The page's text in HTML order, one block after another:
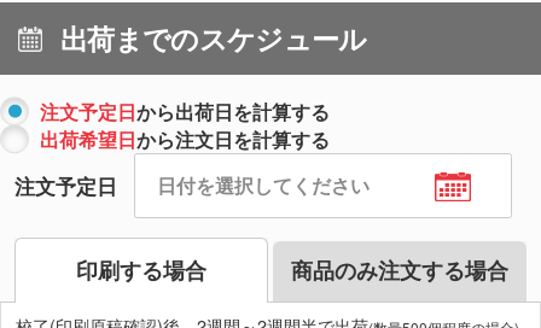
出荷までのスケジュール
注文予定日から出荷日を計算する
出荷希望日から注文日を計算する
注文予定日
印刷する場合 商品のみ注文する場合